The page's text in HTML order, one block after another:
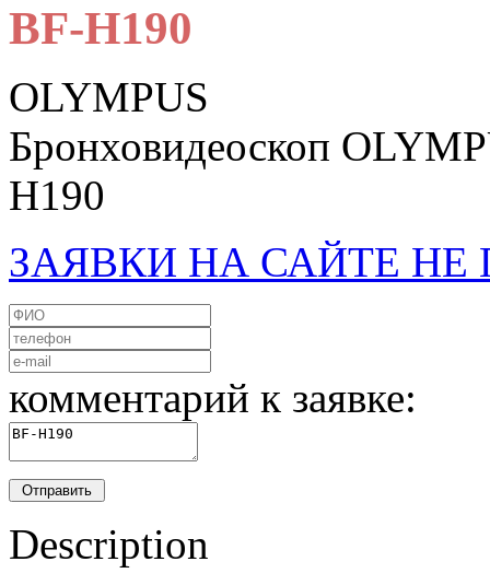
BF-H190
OLYMPUS
Бронховидеоскоп
H190
ЗАЯВКИ НА САЙТЕ
комментарий к заявке:
Description